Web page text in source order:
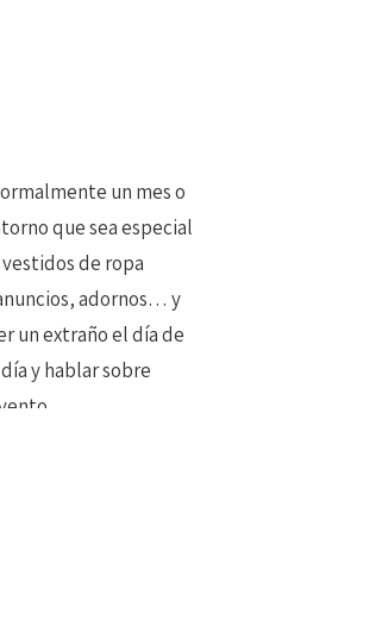
un mes o
que sea especial
de ropa
adornos… y
un extraño el día de
y hablar sobre